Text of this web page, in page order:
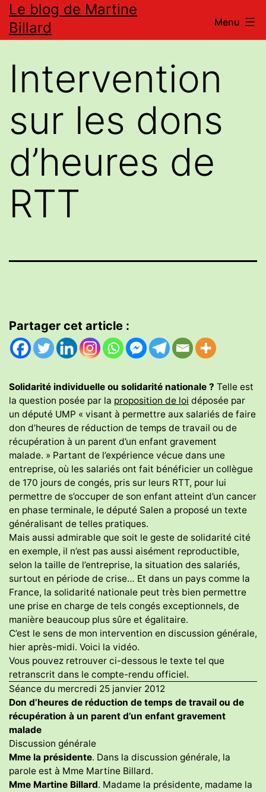
Aller
au
Le blog de Martine
Billard
Menu
Intervention
sur les dons
d’heures de
RTT
Partager cet article :
Solidarité individuelle ou solidarité nationale ? Telle est
la question posée par la proposition de loi déposée par
un député UMP « visant à permettre aux salariés de faire
don d’heures de réduction de temps de travail ou de
récupération à un parent d’un enfant gravement
malade. » Partant de l’expérience vécue dans une
entreprise, où les salariés ont fait bénéficier un collègue
de 170 jours de congés, pris sur leurs RTT, pour lui
permettre de s’occuper de son enfant atteint d’un cancer
en phase terminale, le député Salen a proposé un texte
généralisant de telles pratiques.
Mais aussi admirable que soit le geste de solidarité cité
en exemple, il n’est pas aussi aisément reproductible,
selon la taille de l’entreprise, la situation des salariés,
surtout en période de crise… Et dans un pays comme la
France, la solidarité nationale peut très bien permettre
une prise en charge de tels congés exceptionnels, de
manière beaucoup plus sûre et égalitaire.
C’est le sens de mon intervention en discussion générale,
hier après-midi. Voici la vidéo.
Vous pouvez retrouver ci-dessous le texte tel que
retranscrit dans le compte-rendu officiel.
Séance du mercredi 25 janvier 2012
Don d’heures de réduction de temps de travail ou de
récupération à un parent d’un enfant gravement
malade
Discussion générale
Mme la présidente. Dans la discussion générale, la
parole est à Mme Martine Billard.
Mme Martine Billard. Madame la présidente, madame la